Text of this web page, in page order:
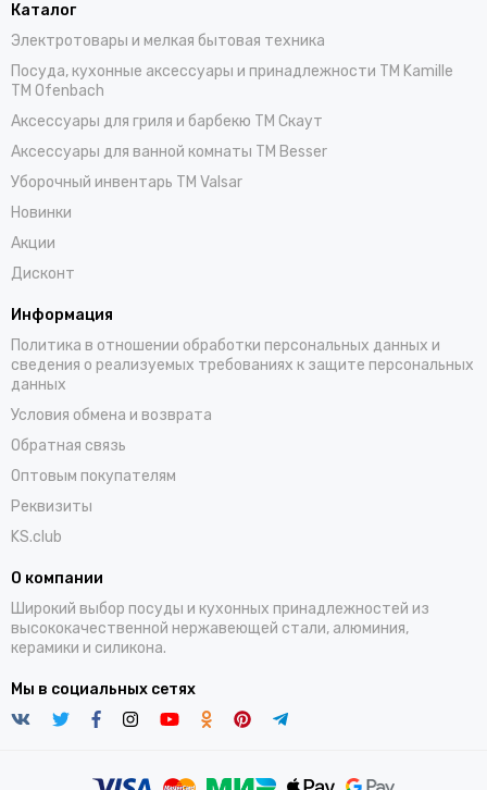
Каталог
Электротовары и мелкая бытовая техника
Посуда, кухонные аксессуары и принадлежности TM Kamille
TM Ofenbach
Аксессуары для гриля и барбекю TM Скаут
Аксессуары для ванной комнаты TM Besser
Уборочный инвентарь TM Valsar
Новинки
Акции
Дисконт
Информация
Политика в отношении обработки персональных данных и
сведения о реализуемых требованиях к защите персональных
данных
Условия обмена и возврата
Обратная связь
Оптовым покупателям
Реквизиты
KS.club
О компании
Широкий выбор посуды и кухонных принадлежностей из
высококачественной нержавеющей стали, алюминия,
керамики и силикона.
Мы в социальных сетях